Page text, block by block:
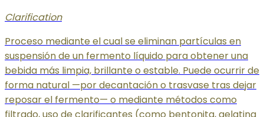
Clarification
Proceso mediante el cual se eliminan partículas en
suspensión de un fermento líquido para obtener una
bebida más limpia, brillante o estable. Puede ocurrir de
forma natural —por decantación o trasvase tras dejar
reposar el fermento— o mediante métodos como